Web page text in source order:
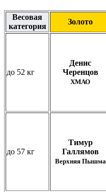
Весовая
категория
Золото
до 52 кг
Денис
Черенцов
ХМАО
до 57 кг
Тимур
Галлямов
Верхняя Пышма